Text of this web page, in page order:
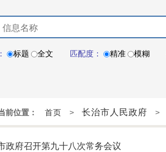
标题 全文 匹配度： 精准 模糊
前位置： 首页 > 长治市人民政府 >
政府召开第九十八次常务会议